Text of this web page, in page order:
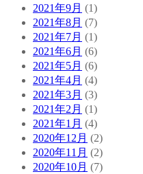
2021年9月 (1)
2021年8月 (7)
2021年7月 (1)
2021年6月 (6)
2021年5月 (6)
2021年4月 (4)
2021年3月 (3)
2021年2月 (1)
2021年1月 (4)
2020年12月 (2)
2020年11月 (2)
2020年10月 (7)